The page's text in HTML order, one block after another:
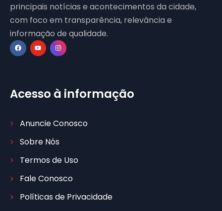
principais notícias e acontecimentos da cidade,
com foco em transparência, relevância e
informação de qualidade.
Acesso à informação
Anuncie Conosco
Sobre Nós
Termos de Uso
Fale Conosco
Políticas de Privacidade